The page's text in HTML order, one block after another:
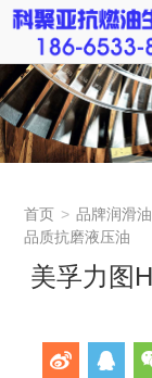
首页 > 品牌润滑油
品质抗磨液压油
美孚力图